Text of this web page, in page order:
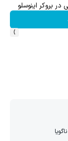
›